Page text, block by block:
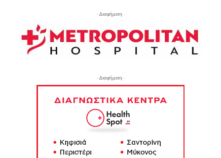
- Διαφήμιση -
- Διαφήμιση -